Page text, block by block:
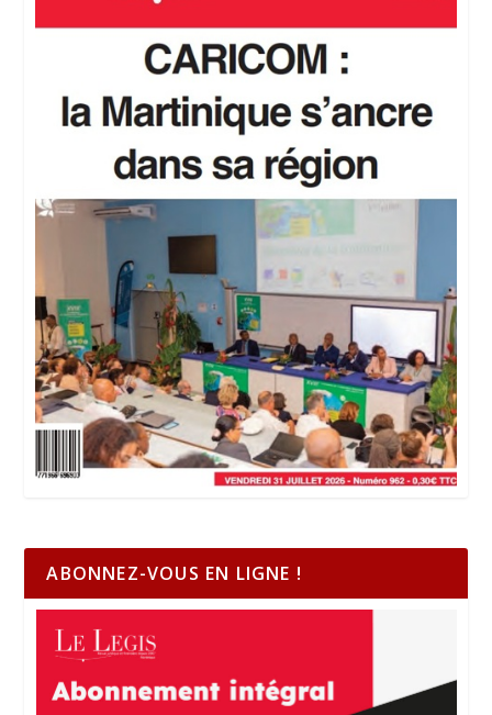
ABONNEZ-VOUS EN LIGNE !